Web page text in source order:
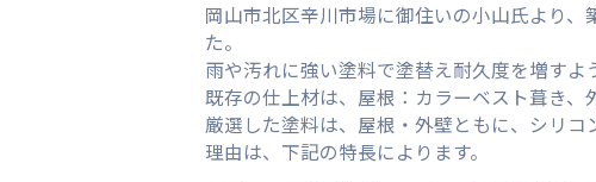
岡山市北区辛川市場に御住いの小山氏より
た。
雨や汚れに強い塗料で塗替え耐久度を増すよ
既存の仕上材は、屋根：カラーベスト葺き、
厳選した塗料は、屋根・外壁ともに、シリコ
理由は、下記の特長によります。